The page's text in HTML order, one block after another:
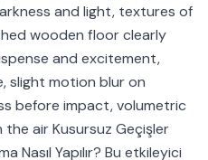
and light, textures of
wooden floor clearly
and excitement,
slight motion blur on
before impact, volumetric
air Kusursuz Geçişler
Nasıl Yapılır? Bu etkileyici